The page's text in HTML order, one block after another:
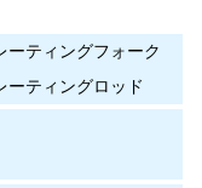
ーティングフォーク
ーティングロッド